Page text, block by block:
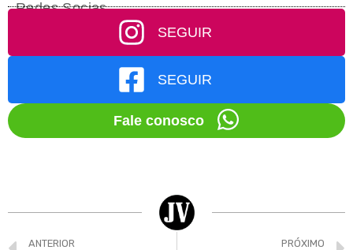
Redes Socias
SEGUIR
SEGUIR
Fale conosco
ANTERIOR PRÓXIMO